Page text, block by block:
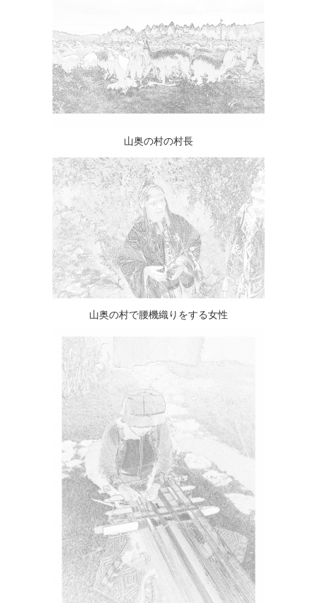
山奥の村の村長
山奥の村で腰機織りをする女性